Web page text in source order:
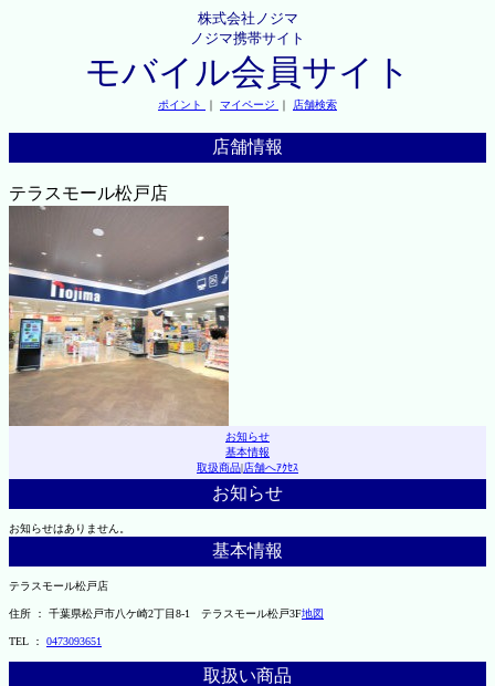
株式会社ノジマ
ノジマ携帯サイト
モバイル会員サイト
ポイント ｜ マイページ ｜ 店舗検索
店舗情報
テラスモール松戸店
お知らせ
基本情報
取扱商品|店舗へｱｸｾｽ
お知らせ
お知らせはありません。
基本情報
テラスモール松戸店
住所 ： 千葉県松戸市八ケ崎2丁目8-1 テラスモール松戸3F地図
TEL ： 0473093651
取扱い商品